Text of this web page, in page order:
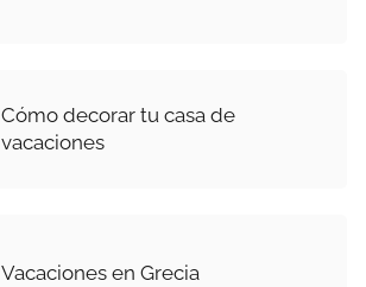
Cómo decorar tu casa de
vacaciones
Vacaciones en Grecia